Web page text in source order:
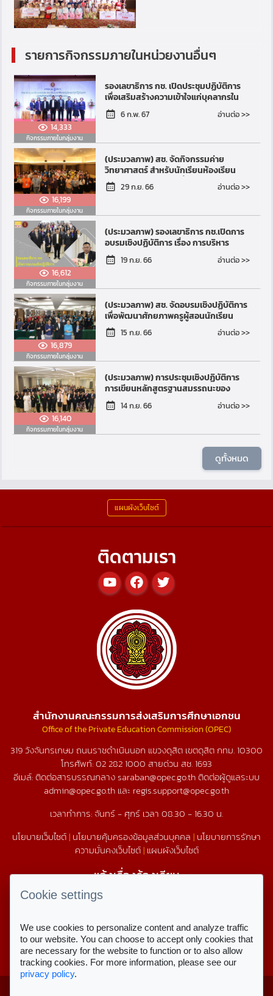
รายการกิจกรรมภายในหน่วยงานอื่นๆ
14,333
กิจกรรมภายในกลุ่มงาน
รองเลขาธิการ กช. เปิดประชุมปฏิบัติการ
เพื่อเสริมสร้างความเข้าใจแก่บุคลากรใน
การบริหารจัดการเงินอุดหนุน
6 ก.พ. 67 อ่านต่อ >>
16,199
กิจกรรมภายในกลุ่มงาน
(ประมวลภาพ) สช. จัดกิจกรรมค่าย
วิทยาศาสตร์ สำหรับนักเรียนห้องเรียน
พิเศษวิทยาศาสตร์ รุ่นที่ 2 ระดับ
มัธยมศึกษาตอนต้น (2nd O...
29 ก.ย. 66 อ่านต่อ >>
16,612
กิจกรรมภายในกลุ่มงาน
(ประมวลภาพ) รองเลขาธิการ กช.เปิดการ
อบรมเชิงปฏิบัติการ เรื่อง การบริหาร
จัดการหลักสูตรสถานศึกษา การวัดและ
ประเมินผล และการจ...
19 ก.ย. 66 อ่านต่อ >>
16,879
กิจกรรมภายในกลุ่มงาน
(ประมวลภาพ) สช. จัดอบรมเชิงปฏิบัติการ
เพื่อพัฒนาศักยภาพครูผู้สอนนักเรียน
พิการในโรงเรียนการศึกษาพิเศษ
15 ก.ย. 66 อ่านต่อ >>
16,140
กิจกรรมภายในกลุ่มงาน
(ประมวลภาพ) การประชุมเชิงปฏิบัติการ
การเขียนหลักสูตรฐานสมรรถนะของ
โรงเรียนนอกระบบตามมาตรฐานอาชีพและ
คุณวุฒิวิชาชีพ เชื่อมโย...
14 ก.ย. 66 อ่านต่อ >>
ดูทั้งหมด
แผนผังเว็บไซต์
ติดตามเรา
สำนักงานคณะกรรมการส่งเสริมการศึกษาเอกชน
Office of the Private Education Commission (OPEC)
319 วังจันทรเกษม ถนนราชดำเนินนอก แขวงดุสิต เขตดุสิต กทม. 10300
โทรศัพท์:02 282 1000 สายด่วน สช.1693
อีเมล์: ติดต่อสารบรรณกลาง saraban@opec.go.th ติดต่อผู้ดูแลระบบ
admin@opec.go.th และ regis.support@opec.go.th
เวลาทำการ: จันทร์ - ศุกร์ เวลา 08.30 - 16.30 น.
นโยบายเว็บไซต์| นโยบายคุ้มครองข้อมูลส่วนบุคคล | นโยบายการรักษา
ความมั่นคงเว็บไซต์| แผนผังเว็บไซต์
แจ้งเรื่องร้องเรียน
1579
สถิติการใช้งานเว็บไซต์
สถิติการเข้าชม
Cookie settings
We use cookies to personalize content and analyze traffic
to our website. You can choose to accept only cookies that
are necessary for the website to function or to also allow
tracking cookies. For more information, please see our
privacy policy.